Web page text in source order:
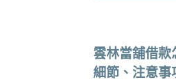
雲林當舖借
細節、注意事